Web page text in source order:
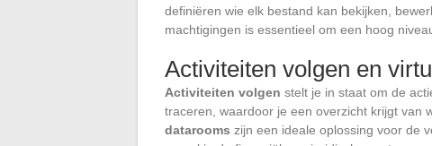
definiëren wie elk bestand kan bekijken,
machtigingen is essentieel om een hoog
Activiteiten volgen en
Activiteiten volgen stelt je in staat om de
traceren, waardoor je een overzicht krijgt van
datarooms zijn een ideale oplossing voor de